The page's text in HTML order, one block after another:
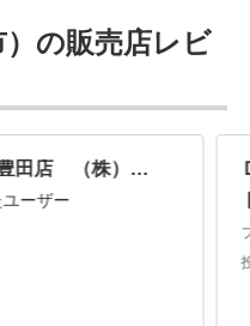
の販売店レビ
Ｄｕｘｙ（デュクシー）豊田店 （株）三和サービス
ーザー